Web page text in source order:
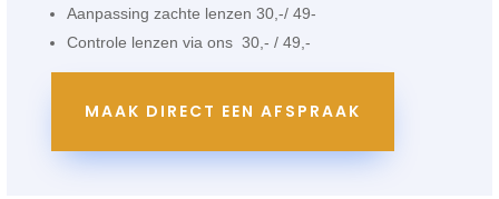
Aanpassing zachte lenzen 30,-/ 49-
Controle lenzen via ons 30,- / 49,-
MAAK DIRECT EEN AFSPRAAK